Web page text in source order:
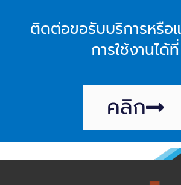
ติดต่อขอรับบริการหรื
การใช้งานได้ที่
คลิก